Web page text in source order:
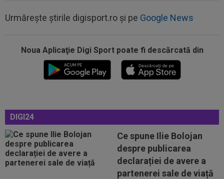
Urmărește știrile digisport.ro și pe Google News
Noua Aplicaţie Digi Sport poate fi descărcată din
DIGI24
Ce spune Ilie Bolojan
despre publicarea
declarației de avere a
partenerei sale de viață
după ce CFR a fost umilită de Tromso
Ștefan Baiaram a făcut anunțul, după KuPS -
Universitatea Craiova: ”Cu...
Președintele Craiovei nu a mai putut privi...
dezastrul cu Tromso! ”Îi dau afară pe toți!”...
22:08 EXCLUSIV
De neînțeles! Nicolae Dică nu s-a
putut abține, după ce l-a auzit la finalul...